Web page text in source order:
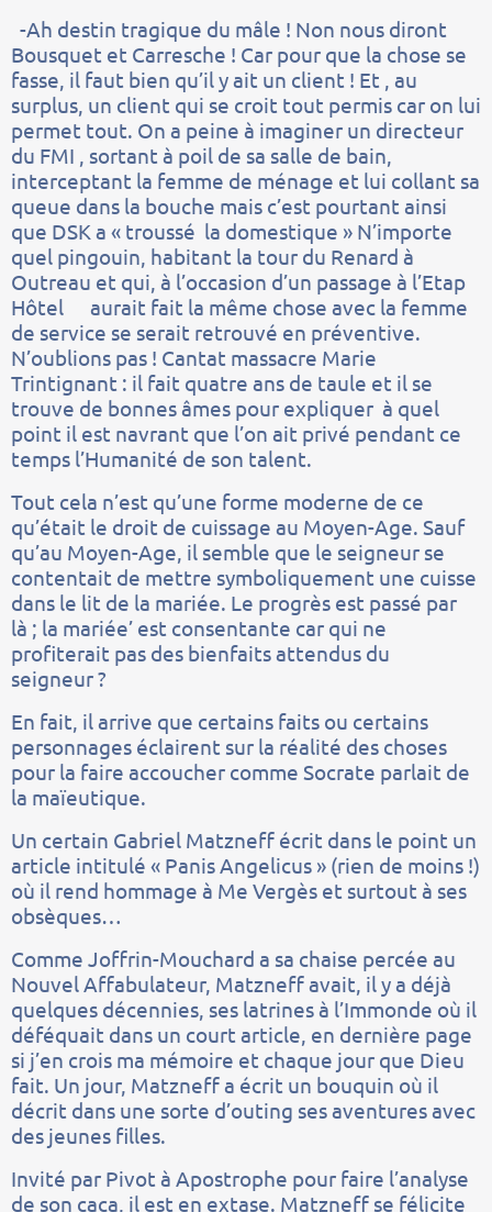
-Ah destin tragique du mâle ! Non nous diront
Bousquet et Carresche ! Car pour que la chose se
fasse, il faut bien qu’il y ait un client ! Et , au
surplus, un client qui se croit tout permis car on lui
permet tout. On a peine à imaginer un directeur
du FMI , sortant à poil de sa salle de bain,
interceptant la femme de ménage et lui collant sa
queue dans la bouche mais c’est pourtant ainsi
que DSK a « troussé la domestique » N’importe
quel pingouin, habitant la tour du Renard à
Outreau et qui, à l’occasion d’un passage à l’Etap
Hôtel aurait fait la même chose avec la femme
de service se serait retrouvé en préventive.
N’oublions pas ! Cantat massacre Marie
Trintignant : il fait quatre ans de taule et il se
trouve de bonnes âmes pour expliquer à quel
point il est navrant que l’on ait privé pendant ce
temps l’Humanité de son talent.
Tout cela n’est qu’une forme moderne de ce
qu’était le droit de cuissage au Moyen-Age. Sauf
qu’au Moyen-Age, il semble que le seigneur se
contentait de mettre symboliquement une cuisse
dans le lit de la mariée. Le progrès est passé par
là ; la mariée’ est consentante car qui ne
profiterait pas des bienfaits attendus du
seigneur ?
En fait, il arrive que certains faits ou certains
personnages éclairent sur la réalité des choses
pour la faire accoucher comme Socrate parlait de
la maïeutique.
Un certain Gabriel Matzneff écrit dans le point un
article intitulé « Panis Angelicus » (rien de moins !)
où il rend hommage à Me Vergès et surtout à ses
obsèques…
Comme Joffrin-Mouchard a sa chaise percée au
Nouvel Affabulateur, Matzneff avait, il y a déjà
quelques décennies, ses latrines à l’Immonde où il
déféquait dans un court article, en dernière page
si j’en crois ma mémoire et chaque jour que Dieu
fait. Un jour, Matzneff a écrit un bouquin où il
décrit dans une sorte d’outing ses aventures avec
des jeunes filles.
Invité par Pivot à Apostrophe pour faire l’analyse
de son caca, il est en extase. Matzneff se félicite